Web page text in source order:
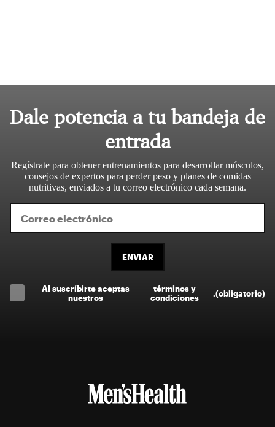
Dale potencia a tu bandeja de
entrada
Regístrate para obtener entrenamientos para desarrollar músculos,
consejos de expertos para perder peso y planes de comidas
nutritivas, enviados a tu correo electrónico cada semana.
ENVIAR
Al suscríbirte aceptas
nuestros
términos y
condiciones
(obligatorio)